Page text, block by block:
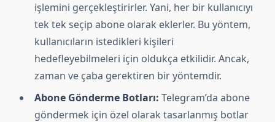
işlemini gerçekleştirirler. Yani, her bir kullanıcıyı
tek tek seçip abone olarak eklerler. Bu yöntem,
kullanıcıların istedikleri kişileri
hedefleyebilmeleri için oldukça etkilidir. Ancak,
zaman ve çaba gerektiren bir yöntemdir.
Abone Gönderme Botları: Telegram’da abone
göndermek için özel olarak tasarlanmış botlar